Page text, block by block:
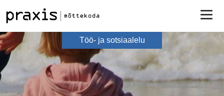
Töö- ja sotsiaalelu